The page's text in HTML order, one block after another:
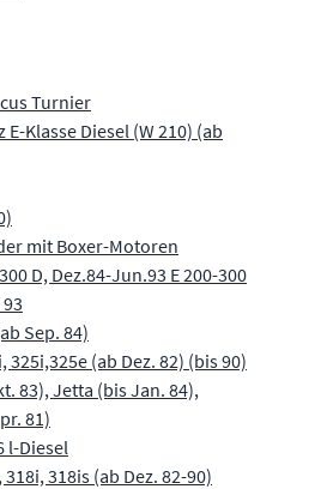
Turnier
E-Klasse Diesel (W 210) (ab
mit Boxer-Motoren
D, Dez.84-Jun.93 E 200-300
Sep. 84)
325i,325e (ab Dez. 82) (bis 90)
83), Jetta (bis Jan. 84),
81)
l-Diesel
318i, 318is (ab Dez. 82-90)